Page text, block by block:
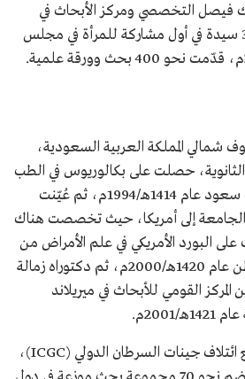
وعالمة سعودية.
هارفارد للتميز عام 2007م.
فيصل التخصصي ومركز الأبحاث في
الرياض، اختيرت ضمن 30 سيدة في أول مشاركة للمرأة في مجلس
شمالي المملكة العربية السعودية،
حصلت على بكالوريوس في الطب
والجراحة من جامعة الملك سعود عام 1414هـ/1994م، ثم عُيّنت
إلى أمريكا، حيث تخصصت هناك
البورد الأمريكي في علم الأمراض من
جامعة جورج تاون واشنطن عام 1420هـ/2000م، ثم دكتوراه زمالة
القومي للأبحاث في ميريلاند
تعمل مديرة لأحد مشاريع ائتلاف جينات السرطان الدولي (ICGC)،